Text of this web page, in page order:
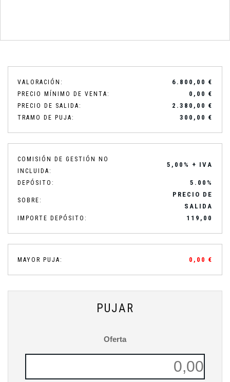
VALORACIÓN: 6.800,00 €
PRECIO MÍNIMO DE VENTA: 0,00 €
PRECIO DE SALIDA: 2.380,00 €
TRAMO DE PUJA: 300,00 €
COMISIÓN DE GESTIÓN NO
INCLUIDA:
5,00% + IVA
DEPÓSITO: 5.00%
SOBRE:
PRECIO DE
SALIDA
IMPORTE DEPÓSITO: 119,00
MAYOR PUJA: 0,00 €
PUJAR
Oferta